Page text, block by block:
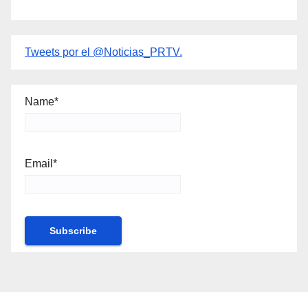
Tweets por el @Noticias_PRTV.
Name*
Email*